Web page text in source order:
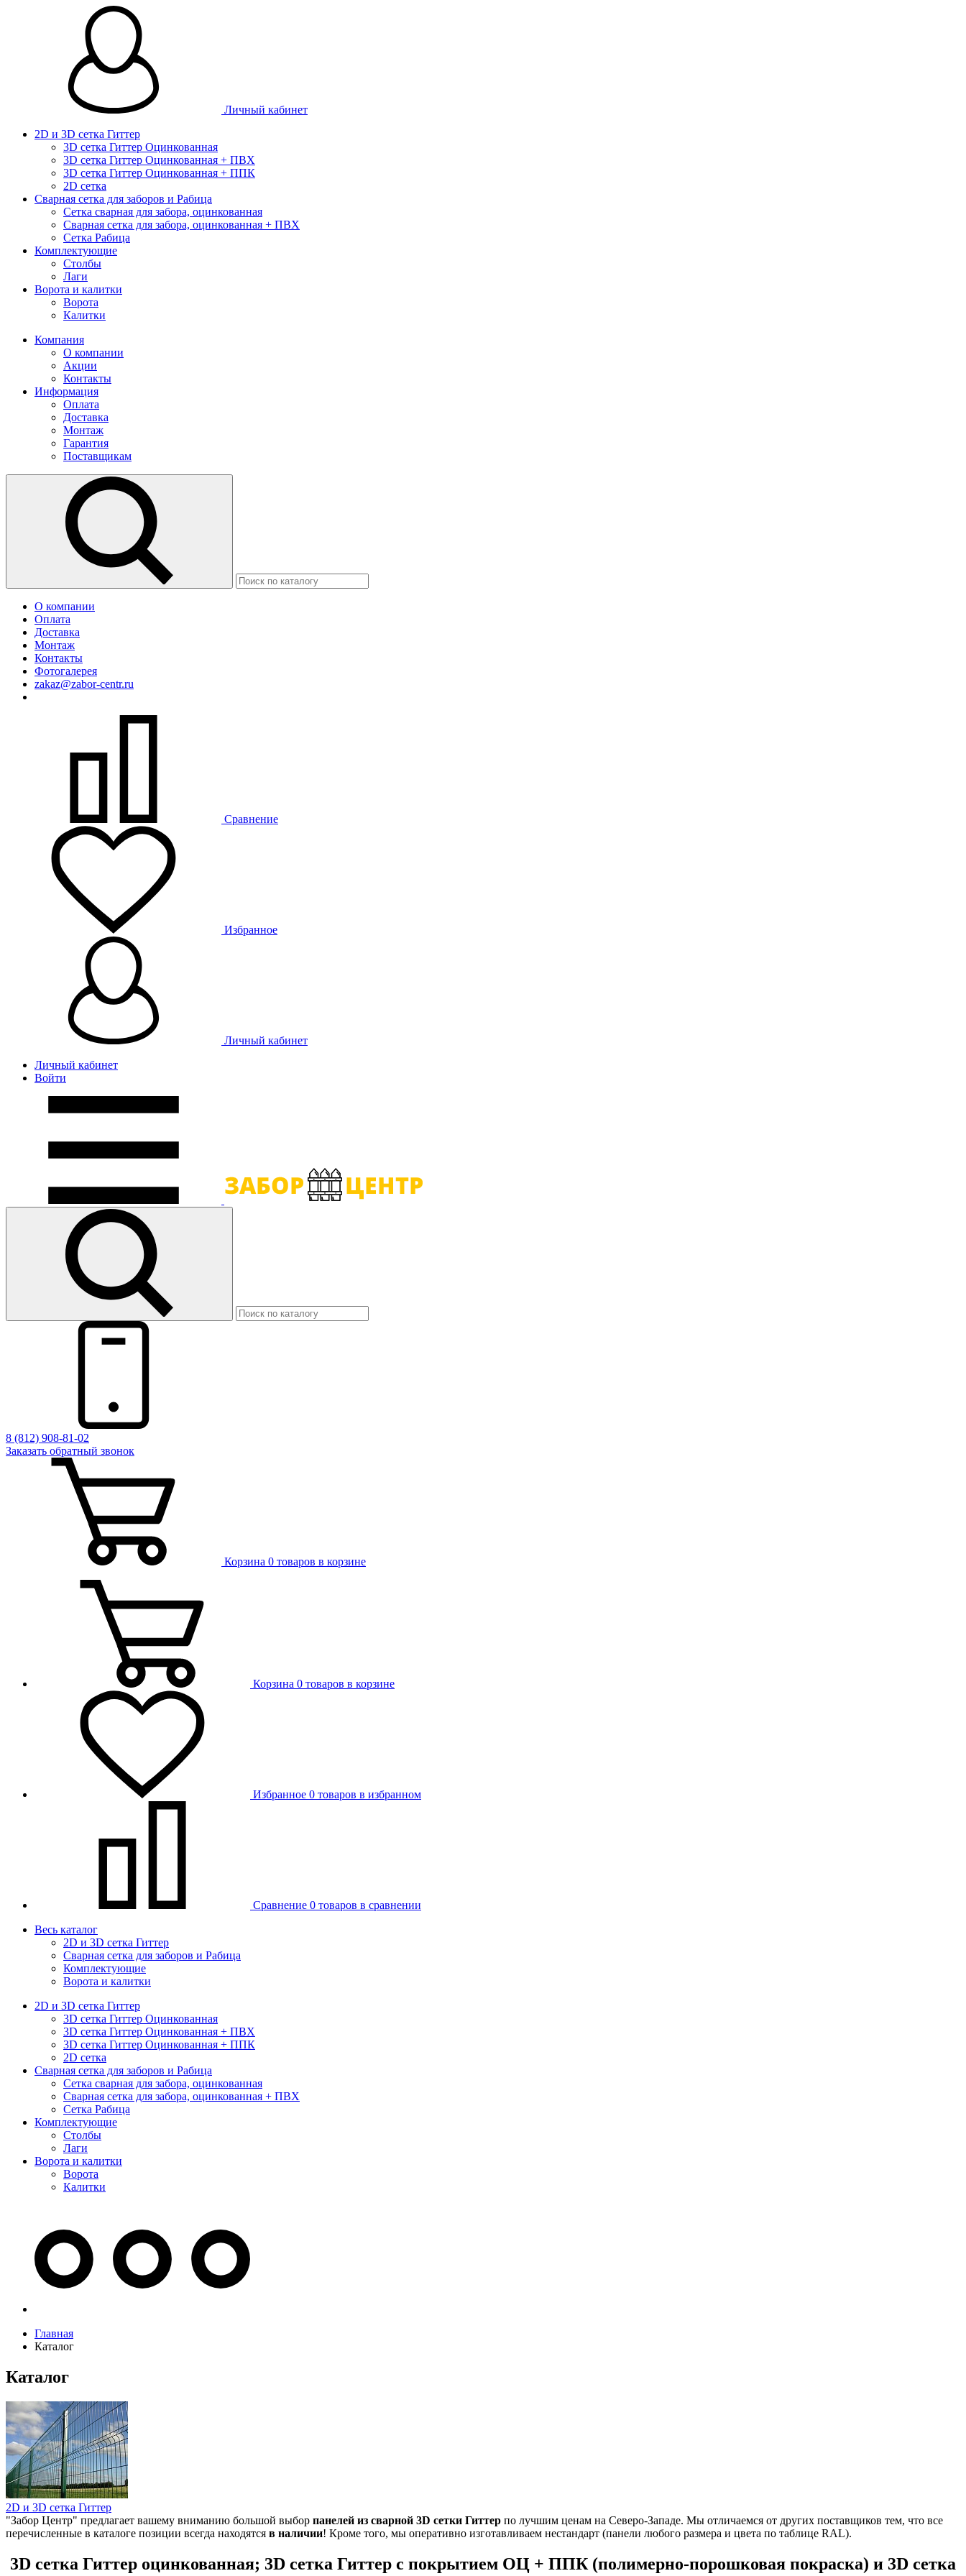
Личный кабинет
2D и 3D сетка Гиттер
3D сетка Гиттер Оцинкованная
3D сетка Гиттер Оцинкованная + ПВХ
3D сетка Гиттер Оцинкованная + ППК
2D сетка
Сварная сетка для заборов и Рабица
Сетка сварная для забора, оцинкованная
Сварная сетка для забора, оцинкованная + ПВХ
Сетка Рабица
Комплектующие
Столбы
Лаги
Ворота и калитки
Ворота
Калитки
Компания
О компании
Акции
Контакты
Информация
Оплата
Доставка
Монтаж
Гарантия
Поставщикам
О компании
Оплата
Доставка
Монтаж
Контакты
Фотогалерея
zakaz@zabor-centr.ru
Сравнение
Избранное
Личный кабинет
Личный кабинет
Войти
8 (812) 908-81-02
Заказать обратный звонок
Корзина 0 товаров в корзине
Корзина 0 товаров в корзине
Избранное 0 товаров в избранном
Сравнение 0 товаров в сравнении
Весь каталог
2D и 3D сетка Гиттер
Сварная сетка для заборов и Рабица
Комплектующие
Ворота и калитки
2D и 3D сетка Гиттер
3D сетка Гиттер Оцинкованная
3D сетка Гиттер Оцинкованная + ПВХ
3D сетка Гиттер Оцинкованная + ППК
2D сетка
Сварная сетка для заборов и Рабица
Сетка сварная для забора, оцинкованная
Сварная сетка для забора, оцинкованная + ПВХ
Сетка Рабица
Комплектующие
Столбы
Лаги
Ворота и калитки
Ворота
Калитки
Главная
Каталог
Каталог
2D и 3D сетка Гиттер
"Забор Центр" предлагает вашему вниманию большой выбор панелей из сварной 3D сетки Гиттер по лучшим ценам на Северо-Западе. Мы отличаемся от других поставщиков тем, что все
перечисленные в каталоге позиции всегда находятся в наличии! Кроме того, мы оперативно изготавливаем нестандарт (панели любого размера и цвета по таблице RAL).
3D сетка Гиттер оцинкованная; 3D сетка Гиттер с покрытием ОЦ + ППК (полимерно-порошковая покраска) и 3D сетка